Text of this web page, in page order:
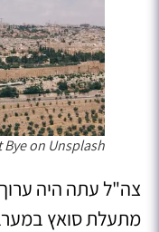
Bye on Unsplash
צה"ל עתה היה ערוך
מתעלת סואץ במערב